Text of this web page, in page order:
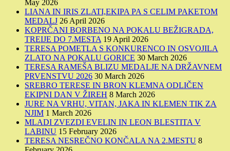
May 2026
LIANA IN IRIS ZLATI,EKIPA PA S CELIM PAKETOM
MEDALJ 26 April 2026
KOPRČANI BORBENO NA POKALU BEŽIGRADA,
TREIJE DO 7.MESTA 19 April 2026
TERESA POMETLA S KONKURENCO IN OSVOJILA
ZLATO NA POKALU GORICE 30 March 2026
TERESA RAMEŠA BLIZU MEDALJE NA DRŽAVNEM
PRVENSTVU 2026 30 March 2026
SREBRO TERESE IN BRON KLEMNA ODLIČEN
EKIPNI DAN V ŽIREH 8 March 2026
JURE NA VRHU, VITAN, JAKA IN KLEMEN TIK ZA
NJIM 1 March 2026
MLADI ZVEZDI EVELIN IN LEON BLESTITA V
LABINU 15 February 2026
TERESA NESREČNO KONČALA NA 2.MESTU 8